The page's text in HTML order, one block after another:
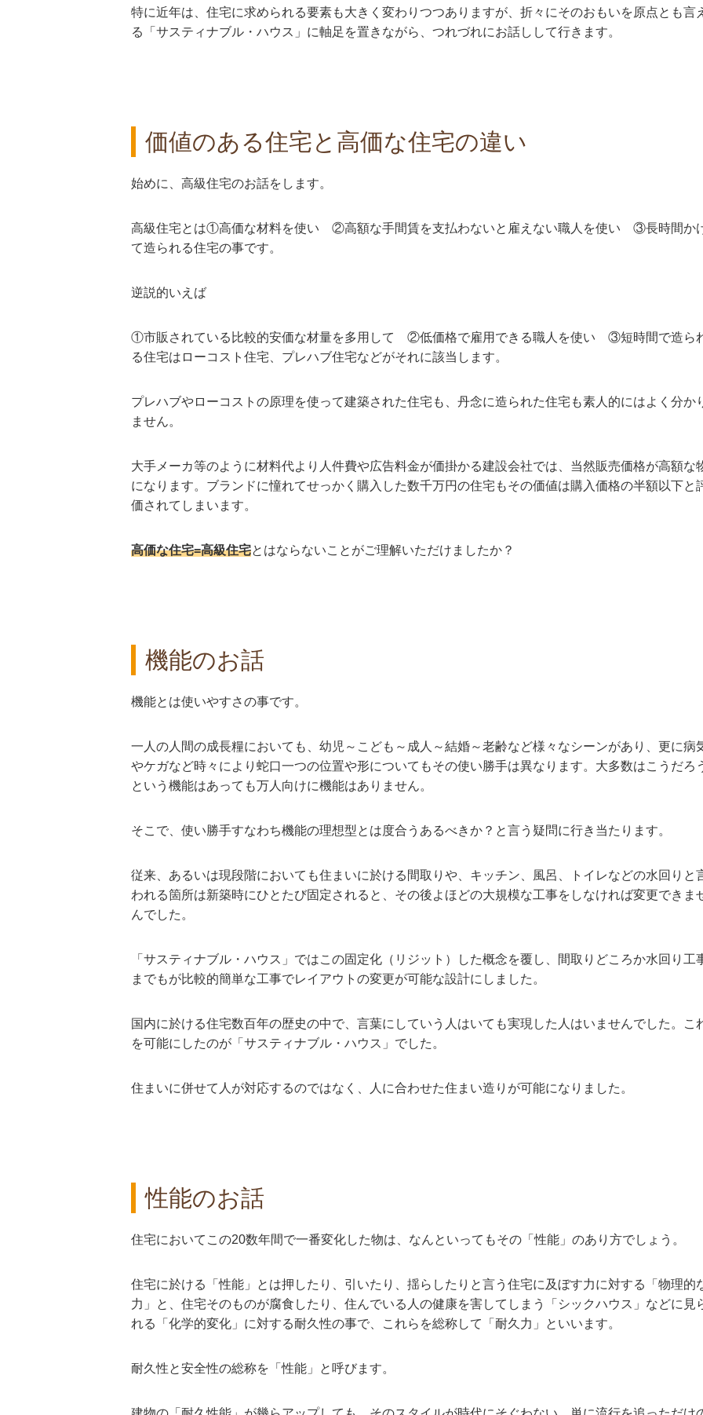
特に近年は、住宅に求められる要素も大きく変わりつつありますが、折々にそのおもいを原点とも言
る「サスティナブル・ハウス」に軸足を置きながら、つれづれにお話しして行きます。
価値のある住宅と高価な住宅の違い
始めに、高級住宅のお話をします。
高級住宅とは①高価な材料を使い ②高額な手間賃を支払わないと雇えない職人を使い ③長時間か
て造られる住宅の事です。
逆説的いえば
①市販されている比較的安価な材量を多用して ②低価格で雇用できる職人を使い ③短時間で造ら
る住宅はローコスト住宅、プレハブ住宅などがそれに該当します。
プレハブやローコストの原理を使って建築された住宅も、丹念に造られた住宅も素人的にはよく分か
ません。
大手メーカ等のように材料代より人件費や広告料金が価掛かる建設会社では、当然販売価格が高額な
になります。ブランドに憧れてせっかく購入した数千万円の住宅もその価値は購入価格の半額以下と
価されてしまいます。
高価な住宅=高級住宅とはならないことがご理解いただけましたか？
機能のお話
機能とは使いやすさの事です。
一人の人間の成長糧においても、幼児～こども～成人～結婚～老齢など様々なシーンがあり、更に病
やケガなど時々により蛇口一つの位置や形についてもその使い勝手は異なります。大多数はこうだろ
という機能はあっても万人向けに機能はありません。
そこで、使い勝手すなわち機能の理想型とは度合うあるべきか？と言う疑問に行き当たります。
従来、あるいは現段階においても住まいに於ける間取りや、キッチン、風呂、トイレなどの水回りと
われる箇所は新築時にひとたび固定されると、その後よほどの大規模な工事をしなければ変更できま
んでした。
「サスティナブル・ハウス」ではこの固定化（リジット）した概念を覆し、間取りどころか水回り工
までもが比較的簡単な工事でレイアウトの変更が可能な設計にしました。
国内に於ける住宅数百年の歴史の中で、言葉にしていう人はいても実現した人はいませんでした。こ
を可能にしたのが「サスティナブル・ハウス」でした。
住まいに併せて人が対応するのではなく、人に合わせた住まい造りが可能になりました。
性能のお話
住宅においてこの20数年間で一番変化した物は、なんといってもその「性能」のあり方でしょう。
住宅に於ける「性能」とは押したり、引いたり、揺らしたりと言う住宅に及ぼす力に対する「物理的
力」と、住宅そのものが腐食したり、住んでいる人の健康を害してしまう「シックハウス」などに見
れる「化学的変化」に対する耐久性の事で、これらを総称して「耐久力」といいます。
耐久性と安全性の総称を「性能」と呼びます。